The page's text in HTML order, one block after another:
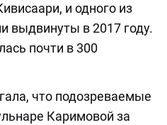
и одного из
выдвинуты в 2017 году.
почти в 300
что подозреваемые
Каримовой за